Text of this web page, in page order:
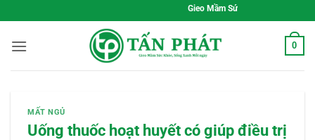
qua
nội
Gieo Mầm Sức Khỏe, Sống Xanh Mỗi Ngày
0
MẤT NGỦ
Uống thuốc hoạt huyết có giúp điều trị